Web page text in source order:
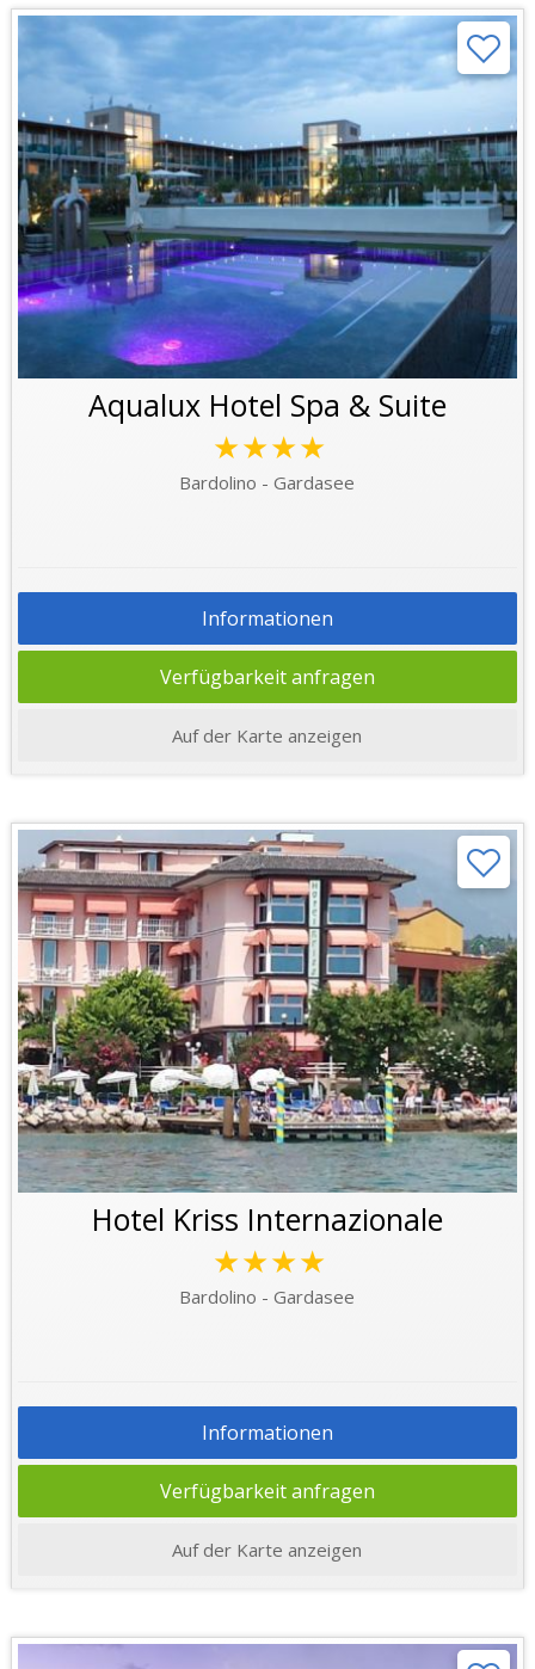
Aqualux Hotel Spa & Suite
★★★★
Bardolino - Gardasee
Informationen
Verfügbarkeit anfragen
Auf der Karte anzeigen
Hotel Kriss Internazionale
★★★★
Bardolino - Gardasee
Informationen
Verfügbarkeit anfragen
Auf der Karte anzeigen